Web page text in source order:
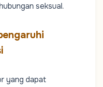
seksual.
yang dapat